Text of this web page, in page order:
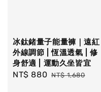
冰鈦鍺量子能量褲｜遠紅
外線調節 | 恆溫透氣 | 修
身舒適 | 運動久坐皆宜
Sale
NT$ 880 Regular
NT$ 1,680